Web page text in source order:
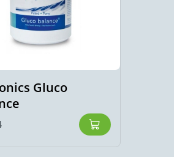
Gluco